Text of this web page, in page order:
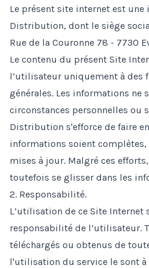
Le présent site internet est une
Distribution, dont le siège
Rue de la Couronne 78 - 7730
Le contenu du présent Site
l’utilisateur uniquement à des
générales. Les informations ne
circonstances personnelles ou
Distribution s'efforce de faire
informations soient complètes,
mises à jour. Malgré ces
toutefois se glisser dans les
2. Responsabilité.
L’utilisation de ce Site Internet
responsabilité de l’utilisateur.
téléchargés ou obtenus de
l'utilisation du service le sont à